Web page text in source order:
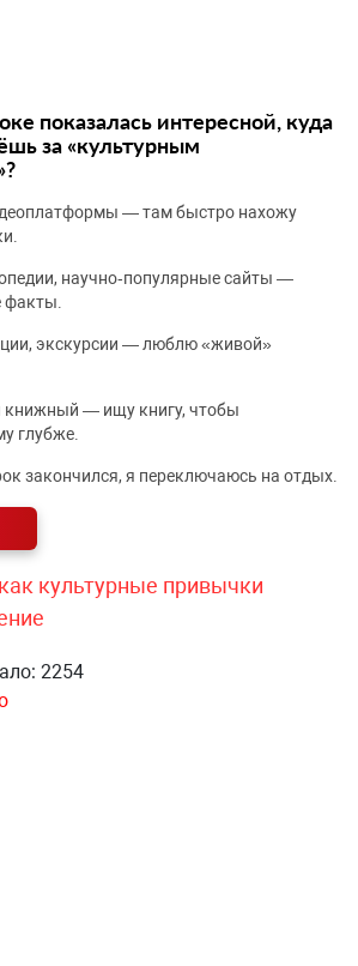
показалась интересной, куда
за «культурным
— там быстро нахожу
научно‑популярные сайты —
факты.
экскурсии — люблю «живой»
книжный — ищу книгу, чтобы
глубже.
закончился, я переключаюсь на отдых.
культурные привычки
2254